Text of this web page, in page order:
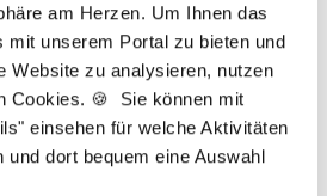
am Herzen. Um Ihnen das
mit unserem Portal zu bieten und
Website zu analysieren, nutzen
Cookies. 🍪 Sie können mit
einsehen für welche Aktivitäten
dort bequem eine Auswahl
44
41